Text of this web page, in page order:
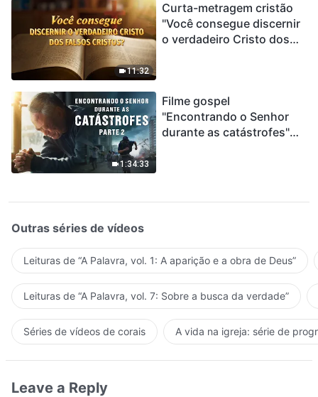
11:32
Curta-metragem cristão
"Você consegue discernir
o verdadeiro Cristo dos
1:34:33
Filme gospel
"Encontrando o Senhor
durante as catástrofes"
encontrou uma maneira
de sobreviver?
Outras séries de vídeos
Leituras de “A Palavra, vol. 1: A aparição e a obra de Deus”
Leituras de “A Palavra, vol. 7: Sobre a busca da verdade”
Séries de vídeos de corais A vida na igreja: série de
Leave a Reply